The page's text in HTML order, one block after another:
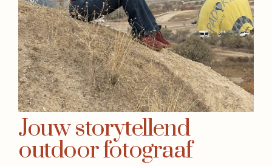
Jouw storytellend
outdoor fotograaf